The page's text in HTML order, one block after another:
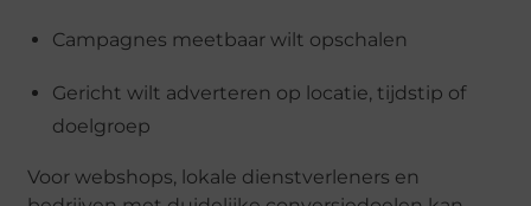
Campagnes meetbaar wilt opschalen
Gericht wilt adverteren op locatie, tijdstip of
doelgroep
Voor webshops, lokale dienstverleners en